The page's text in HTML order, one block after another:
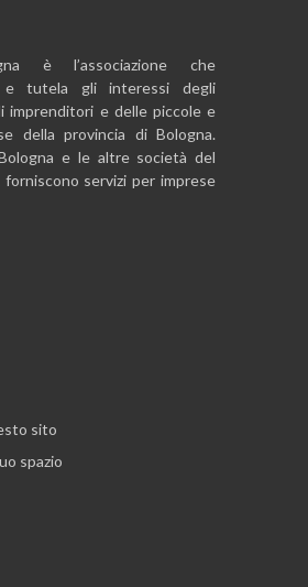
è l’associazione che
e tutela gli interessi degli
imprenditori e delle piccole e
della provincia di Bologna.
e le altre società del
forniscono servizi per imprese
sito
spazio